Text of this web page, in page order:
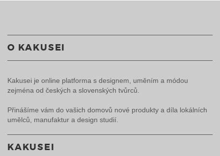
O KAKUSEI
Kakusei je online platforma s designem, uměním a módou
zejména od českých a slovenských tvůrců.
Přinášíme vám do vašich domovů nové produkty a díla lokálních
umělců, manufaktur a design studií.
KAKUSEI